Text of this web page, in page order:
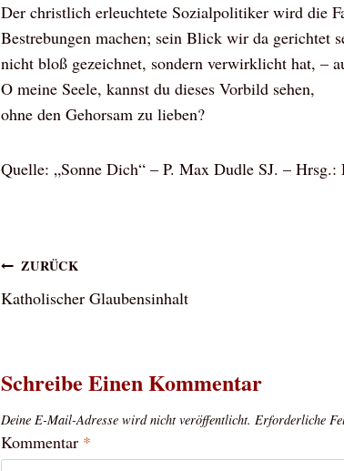
Der christlich erleuchtete Sozialpolitiker wird die
Bestrebungen machen; sein Blick wir da gerichtet
nicht bloß gezeichnet, sondern verwirklicht hat, –
O meine Seele, kannst du dieses Vorbild sehen,
ohne den Gehorsam zu lieben?
Quelle: „Sonne Dich“ – P. Max Dudle SJ. – Hrsg.:
Beitragsnavigation
ZURÜCK
Katholischer Glaubensinhalt
Schreibe Einen Kommentar
Deine E-Mail-Adresse wird nicht veröffentlicht. Erforderliche
Kommentar *